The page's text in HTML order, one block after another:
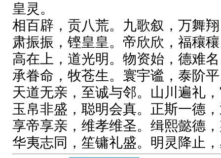
皇灵。
相百辟，贡八荒。九歌叙，万舞
肃振振，铿皇皇。帝欣欣，福穰
高在上，道光明。物资始，德难
承眷命，牧苍生。寰宇谧，泰阶
天道无亲，至诚与邻。山川遍礼
玉帛非盛，聪明会真。正斯一德
享帝享亲，维孝维圣。缉熙懿德
华夷志同，笙镛礼盛。明灵降止